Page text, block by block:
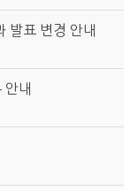
발표 변경 안내
내